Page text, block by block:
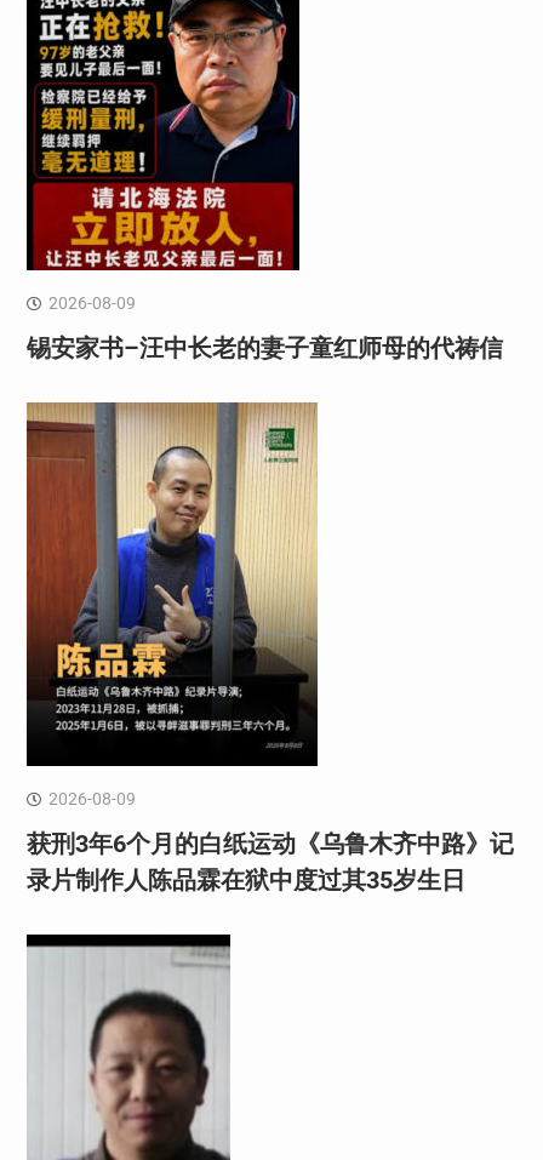
2026-08-09
锡安家书–汪中长老的妻子童红⁩师母的代祷信
2026-08-09
获刑3年6个月的白纸运动《乌鲁木齐中路》记
录片制作人陈品霖在狱中度过其35岁生日